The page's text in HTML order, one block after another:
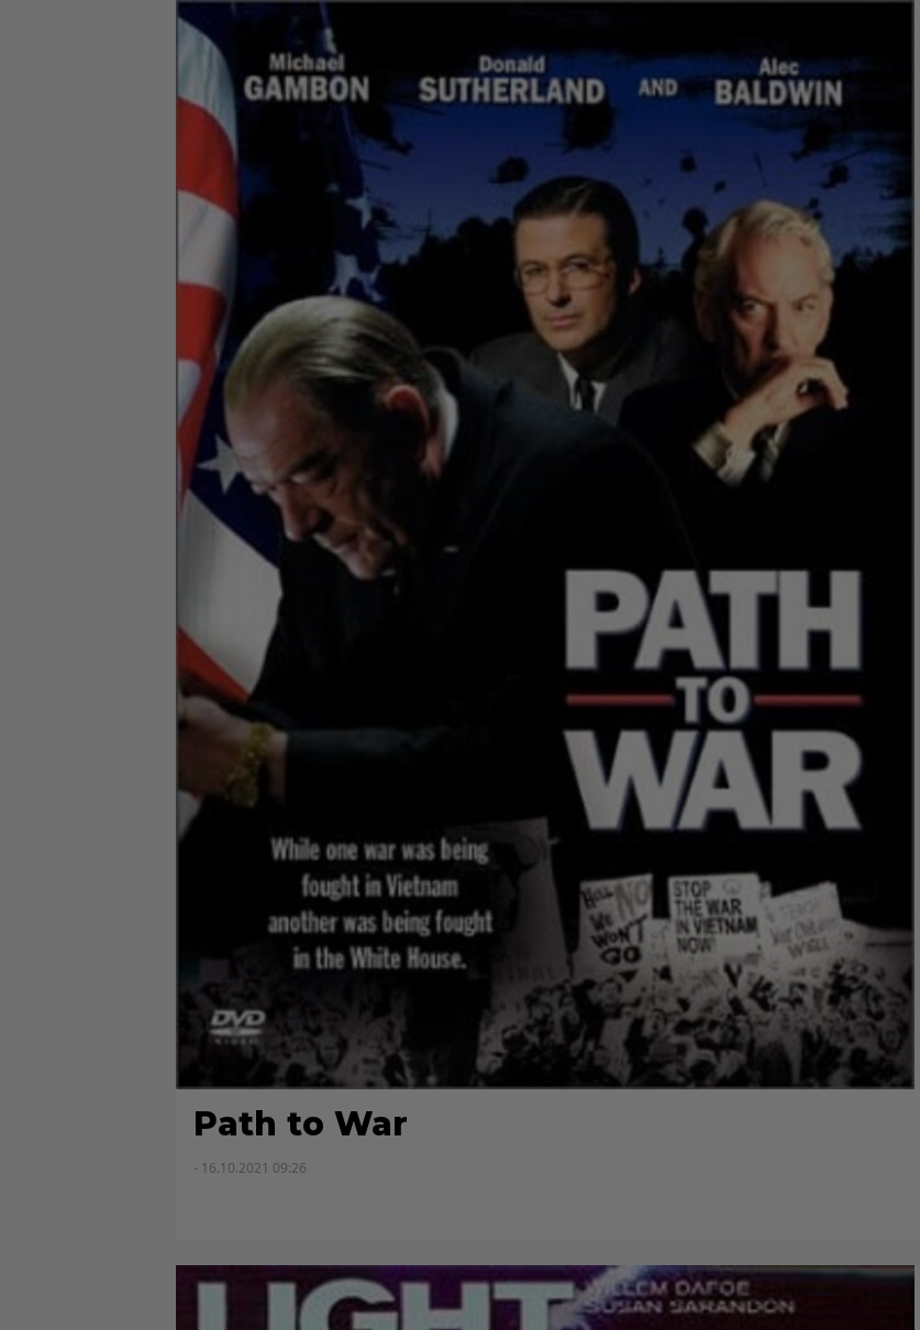
Path to War
- 16.10.2021 09:26